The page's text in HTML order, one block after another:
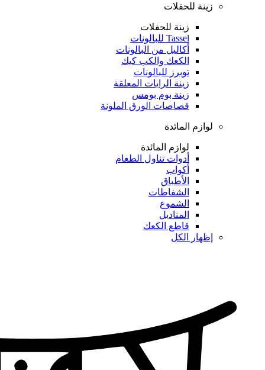
زينة للحفلات
زينة للحفلات
Tassel للبالونات
أكاليل من البالونات
الكعك والكب كيك
توبرز للبالونات
زينة الرايات المعلقة
زينة بوم بومس
قصاصات الورق الملونة
لوازم المائدة
لوازم المائدة
أدوات تناول الطعام
أكواب
الأطباق
الشفاطات
الشموع
المناديل
قاطع الكعك
إظهار الكل